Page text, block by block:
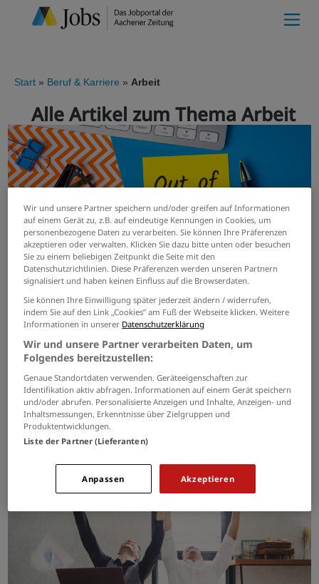
Start Beruf & Karriere Arbeit
Alle Artikel zum Thema Arbeit
Ist eine verkürzte Woche das Richtige für Sie? Weltweit
experimentieren große und kleine Unternehmen mit der
Idee...
> ARTIKEL LESEN
Wir und unsere Partner speichern und/oder greifen auf Informationen
auf einem Gerät zu, z.B. auf eindeutige Kennungen in Cookies, um
personenbezogene Daten zu verarbeiten. Sie können Ihre Präferenzen
akzeptieren oder verwalten. Klicken Sie dazu bitte unten oder besuchen
Sie zu einem beliebigen Zeitpunkt die Seite mit den
Datenschutzrichtlinien. Diese Präferenzen werden unseren Partnern
signalisiert und haben keinen Einfluss auf die Browserdaten.
Sie können Ihre Einwilligung später jederzeit ändern / widerrufen,
indem Sie auf den Link „Cookies” am Fuß der Webseite klicken. Weitere
Informationen in unserer Datenschutzerklärung
Wir und unsere Partner verarbeiten Daten, um
Folgendes bereitzustellen:
Genaue Standortdaten verwenden. Geräteeigenschaften zur
Identifikation aktiv abfragen. Informationen auf einem Gerät speichern
und/oder abrufen. Personalisierte Anzeigen und Inhalte, Anzeigen- und
Inhaltsmessungen, Erkenntnisse über Zielgruppen und
Produktentwicklungen.
Liste der Partner (Lieferanten)
Akzeptieren
Anpassen